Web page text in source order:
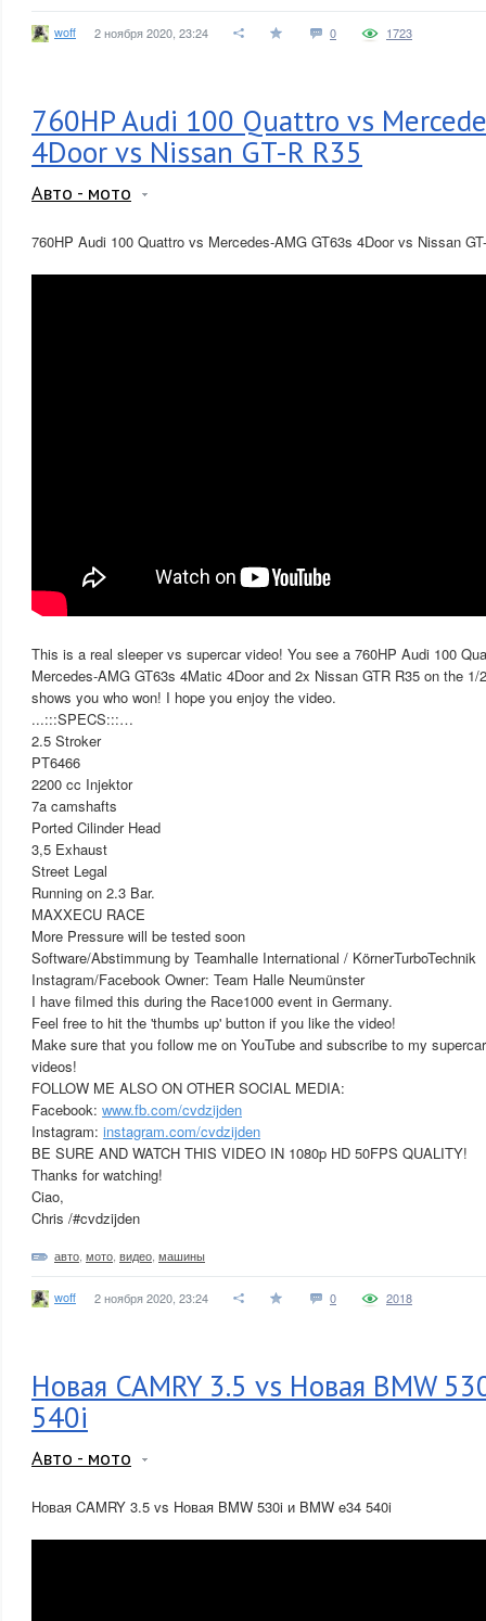
woff 2 ноября 2020, 23:24 0 1723
760HP Audi 100 Quattro vs
4Door vs Nissan GT-R R35
Авто - мото
760HP Audi 100 Quattro vs Mercedes-AMG GT63s 4Door vs Nissan
This is a real sleeper vs supercar video! You see a 760HP Audi 100
Mercedes-AMG GT63s 4Matic 4Door and 2x Nissan GTR R35 on the
shows you who won! I hope you enjoy the video.
...:::SPECS:::…
2.5 Stroker
PT6466
2200 cc Injektor
7a camshafts
Ported Cilinder Head
3,5 Exhaust
Street Legal
Running on 2.3 Bar.
MAXXECU RACE
More Pressure will be tested soon
Software/Abstimmung by Teamhalle International / KörnerTurboTechnik
Instagram/Facebook Owner: Team Halle Neumünster
I have filmed this during the Race1000 event in Germany.
Feel free to hit the 'thumbs up' button if you like the video!
Make sure that you follow me on YouTube and subscribe to my
videos!
FOLLOW ME ALSO ON OTHER SOCIAL MEDIA:
Facebook: www.fb.com/cvdzijden
Instagram: instagram.com/cvdzijden
BE SURE AND WATCH THIS VIDEO IN 1080p HD 50FPS QUALITY!
Thanks for watching!
Ciao,
Chris /#cvdzijden
авто мото видео машины
woff 2 ноября 2020, 23:24 0 2018
Новая CAMRY 3.5 vs Новая BMW
540i
Авто - мото
Новая CAMRY 3.5 vs Новая BMW 530i и BMW e34 540i